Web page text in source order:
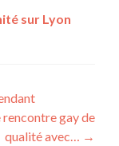
sur Lyon
rencontre gay de
qualité avec… →